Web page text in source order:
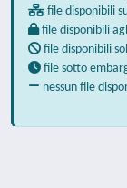
file disponibili
file disponibili
file disponibili
file sotto
nessun file